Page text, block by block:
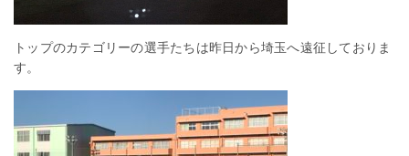
トップのカテゴリーの選手たちは昨日から埼玉へ遠征しておりま
す。